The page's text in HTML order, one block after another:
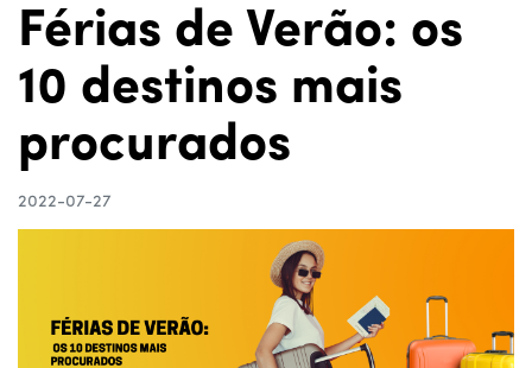
Férias de Verão: os
10 destinos mais
procurados
2022-07-27